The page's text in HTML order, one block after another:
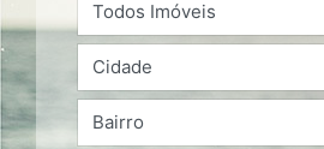
Todos Imóveis
Cidade
Bairro